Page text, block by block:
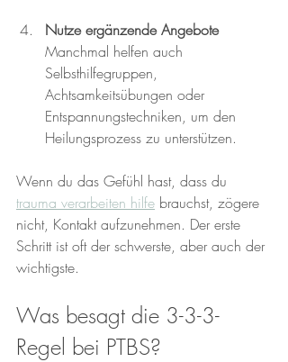
Nutze ergänzende Angebote
Manchmal helfen auch
Selbsthilfegruppen,
Achtsamkeitsübungen oder
Entspannungstechniken, um den
Heilungsprozess zu unterstützen.
Wenn du das Gefühl hast, dass du
trauma verarbeiten hilfe brauchst, zögere
nicht, Kontakt aufzunehmen. Der erste
Schritt ist oft der schwerste, aber auch der
wichtigste.
Was besagt die 3-3-3-
Regel bei PTBS?